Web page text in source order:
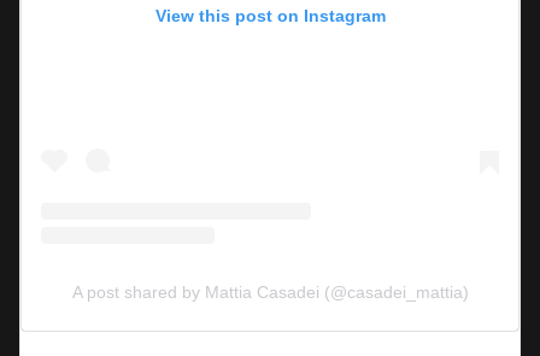
View this post on Instagram
A post shared by Mattia Casadei (@casadei_mattia)